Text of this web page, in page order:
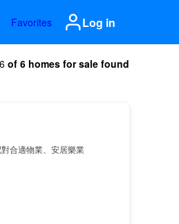
Favorites Log in
of 6 homes for sale found
合適物業、安居樂業